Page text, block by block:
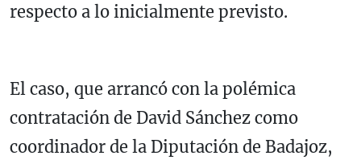
respecto a lo inicialmente previsto.
El caso, que arrancó con la polémica
contratación de David Sánchez como
coordinador de la Diputación de Badajoz,